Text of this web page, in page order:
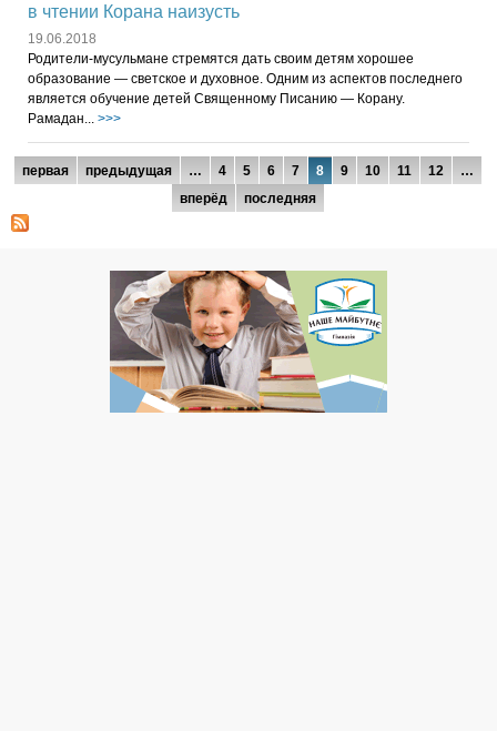
в чтении Корана наизусть
19.06.2018
Родители-мусульмане стремятся дать своим детям хорошее
образование — светское и духовное. Одним из аспектов последнего
является обучение детей Священному Писанию — Корану.
Рамадан... >>>
Страницы
первая предыдущая … 4 5 6 7 8 9 10 11 12
…
вперёд
последняя